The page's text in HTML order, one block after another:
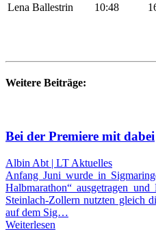
Lena Ballestrin 10:48
Weitere Beiträge:
Bei der Premiere mit dabei
Albin Abt | LT Aktuelles
Anfang Juni wurde in
Halbmarathon“ ausgetragen
Steinlach-Zollern nutzten gleich
auf dem Sig…
Weiterlesen